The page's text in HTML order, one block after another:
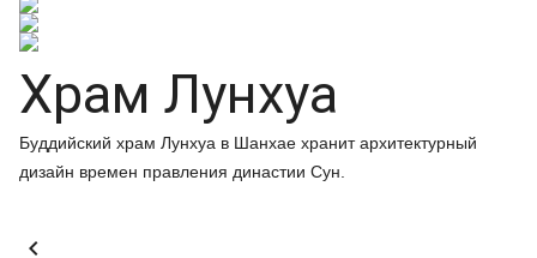
Храм Лунхуа
Буддийский храм Лунхуа в Шанхае хранит архитектурный
дизайн времен правления династии Сун.
